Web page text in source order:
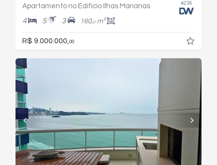
#236
Apartamento no Edifício Ilhas Marianas
4 5 3 160,0m²
R$ 9.000.000, 00